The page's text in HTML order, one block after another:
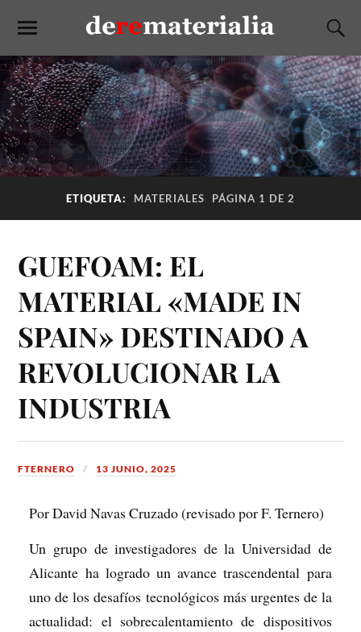
ETIQUETA: MATERIALES PÁGINA 1 DE 2
GUEFOAM: EL
MATERIAL «MADE IN
SPAIN» DESTINADO A
REVOLUCIONAR LA
INDUSTRIA
FTERNERO 13 JUNIO, 2025
Por David Navas Cruzado (revisado por F. Ternero)
Un grupo de investigadores de la Universidad de
Alicante ha logrado un avance trascendental para
uno de los desafíos tecnológicos más urgentes de la
actualidad: el sobrecalentamiento de dispositivos